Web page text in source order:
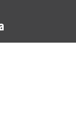
de